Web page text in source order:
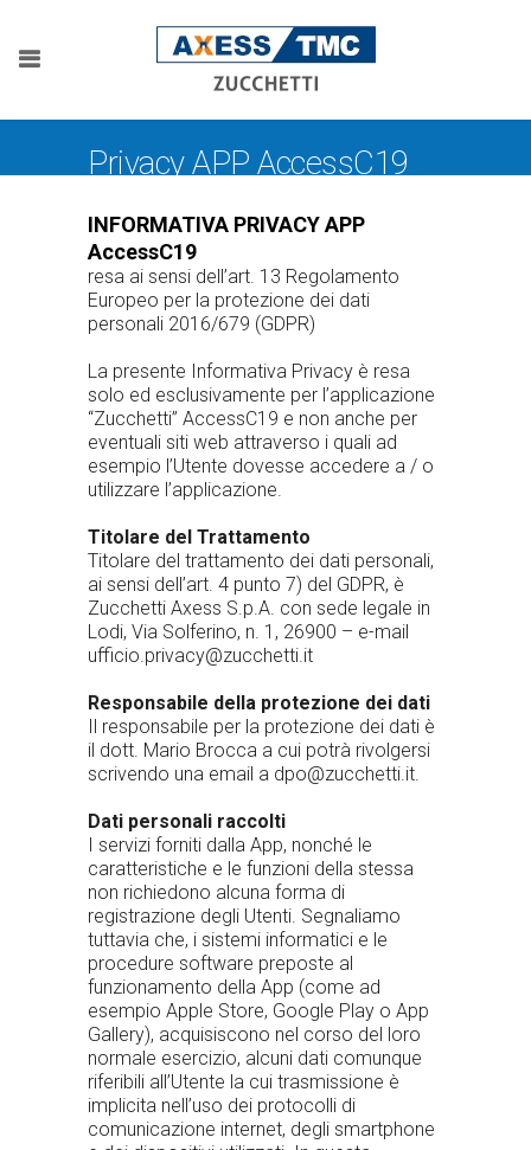
Privacy APP AccessC19
INFORMATIVA PRIVACY APP
AccessC19
resa ai sensi dell’art. 13 Regolamento
Europeo per la protezione dei dati
personali 2016/679 (GDPR)
La presente Informativa Privacy è resa
solo ed esclusivamente per l’applicazione
“Zucchetti” AccessC19 e non anche per
eventuali siti web attraverso i quali ad
esempio l’Utente dovesse accedere a / o
utilizzare l’applicazione.
Titolare del Trattamento
Titolare del trattamento dei dati personali,
ai sensi dell’art. 4 punto 7) del GDPR, è
Zucchetti Axess S.p.A. con sede legale in
Lodi, Via Solferino, n. 1, 26900 – e-mail
ufficio.privacy@zucchetti.it
Responsabile della protezione dei dati
Il responsabile per la protezione dei dati è
il dott. Mario Brocca a cui potrà rivolgersi
scrivendo una email a dpo@zucchetti.it.
Dati personali raccolti
I servizi forniti dalla App, nonché le
caratteristiche e le funzioni della stessa
non richiedono alcuna forma di
registrazione degli Utenti. Segnaliamo
tuttavia che, i sistemi informatici e le
procedure software preposte al
funzionamento della App (come ad
esempio Apple Store, Google Play o App
Gallery), acquisiscono nel corso del loro
normale esercizio, alcuni dati comunque
riferibili all’Utente la cui trasmissione è
implicita nell’uso dei protocolli di
comunicazione internet, degli smartphone